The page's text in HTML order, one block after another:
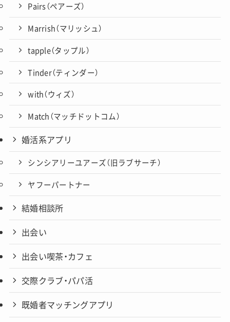
Pairs（ペアーズ）
Marrish（マリッシュ）
tapple（タップル）
Tinder（ティンダー）
with（ウィズ）
Match（マッチドットコム）
婚活系アプリ
シンシアリーユアーズ（旧ラブサーチ）
ヤフーパートナー
結婚相談所
出会い
出会い喫茶・カフェ
交際クラブ・パパ活
既婚者マッチングアプリ